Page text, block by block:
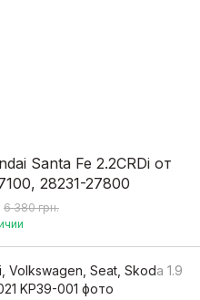
Santa Fe 2.2CRDi от
28231-27800
6 380 грн.